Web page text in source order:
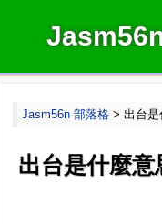
Jasm56n 部落格> 出台是
出台是什麼意